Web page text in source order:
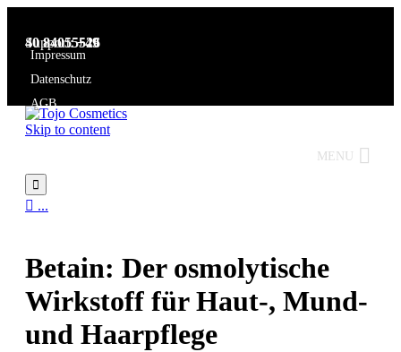
Support:
+49 40 84055526
Impressum
Datenschutz
AGB
Skip to content
MENU

 ...
Betain: Der osmolytische
Wirkstoff für Haut-, Mund-
und Haarpflege